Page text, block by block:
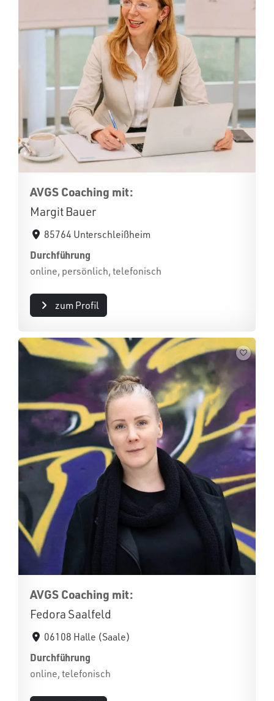
AVGS Coaching mit:
Margit Bauer
85764 Unterschleißheim
Durchführung
online, persönlich, telefonisch
zum Profil
AVGS Coaching mit:
Fedora Saalfeld
06108 Halle (Saale)
Durchführung
online, telefonisch